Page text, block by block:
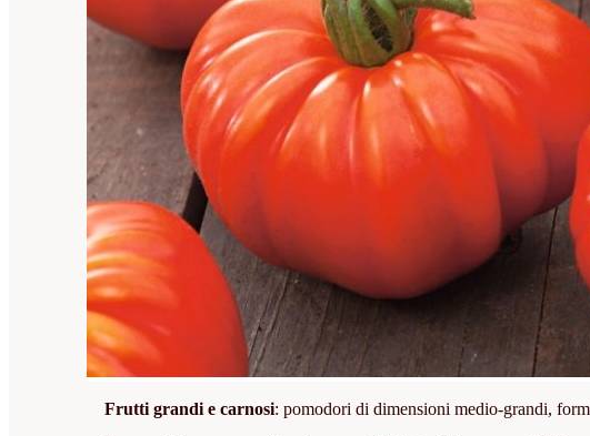
Frutti grandi e carnosi: pomodori di dimensioni medio-grandi,